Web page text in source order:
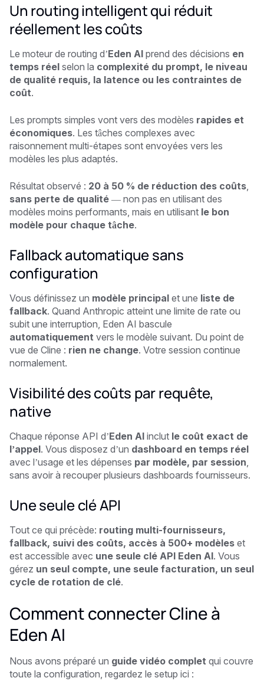
Un routing intelligent qui réduit
réellement les coûts
Le moteur de routing d’Eden AI prend des décisions en
temps réel selon la complexité du prompt, le niveau
de qualité requis, la latence ou les contraintes de
coût.
Les prompts simples vont vers des modèles rapides et
économiques. Les tâches complexes avec
raisonnement multi-étapes sont envoyées vers les
modèles les plus adaptés.
Résultat observé : 20 à 50 % de réduction des coûts,
sans perte de qualité — non pas en utilisant des
modèles moins performants, mais en utilisant le bon
modèle pour chaque tâche.
Fallback automatique sans
configuration
Vous définissez un modèle principal et une liste de
fallback. Quand Anthropic atteint une limite de rate ou
subit une interruption, Eden AI bascule
automatiquement vers le modèle suivant. Du point de
vue de Cline : rien ne change. Votre session continue
normalement.
Visibilité des coûts par requête,
native
Chaque réponse API d’Eden AI inclut le coût exact de
l’appel. Vous disposez d’un dashboard en temps réel
avec l’usage et les dépenses par modèle, par session,
sans avoir à recouper plusieurs dashboards fournisseurs.
Une seule clé API
Tout ce qui précède: routing multi-fournisseurs,
fallback, suivi des coûts, accès à 500+ modèles et
est accessible avec une seule clé API Eden AI. Vous
gérez un seul compte, une seule facturation, un seul
cycle de rotation de clé.
Comment connecter Cline à
Eden AI
Nous avons préparé un guide vidéo complet qui couvre
toute la configuration, regardez le setup ici :